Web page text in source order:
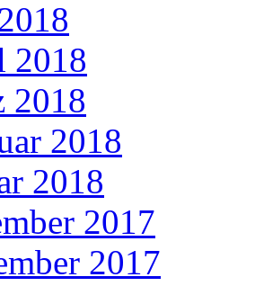
2018
2018
2018
2018
2017
2017